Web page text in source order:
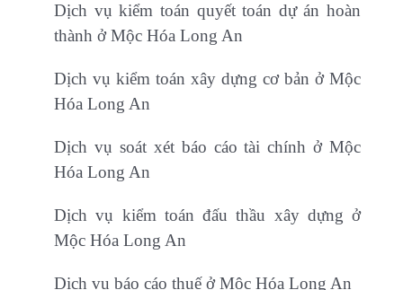
Dịch vụ kiểm toán quyết toán dự án hoàn
thành ở Mộc Hóa Long An
Dịch vụ kiểm toán xây dựng cơ bản ở Mộc
Hóa Long An
Dịch vụ soát xét báo cáo tài chính ở Mộc
Hóa Long An
Dịch vụ kiểm toán đấu thầu xây dựng ở
Mộc Hóa Long An
Dịch vụ báo cáo thuế ở Mộc Hóa Long An